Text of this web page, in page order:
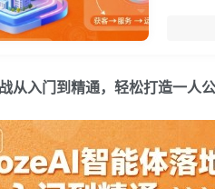
从入门到精通，轻松打造一人